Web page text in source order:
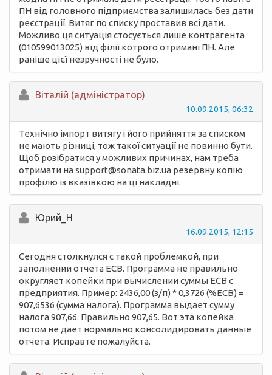
ПН від головного підприємства залишилась без дати
реєстрації. Витяг по списку проставив всі дати.
Можливо ця ситуація стосується лише контрагента
(010599013025) від філії котрого отримані ПН. Але
раніше цієї незручності не було.
Вiталій (адміністратор)
10.09.2015, 06:32
Технічно імпорт витягу і його прийняття за списком
не мають різниці, тож такої ситуації не повинно бути.
Щоб розібратися у можливих причинах, нам треба
отримати на support@sonata.biz.ua резервну копію
профілю із вказівкою на ці накладні.
Юрий_Н
16.09.2015, 12:15
Сегодня столкнулся с такой проблемкой, при
заполнении отчета ЕСВ. Программа не правильно
округляет копейки при вычислении суммы ЕСВ с
предприятия. Пример: 2436,00 (з/п) * 0,3726 (%ЕСВ) =
907,6536 (сумма налога). Программа выдает сумму
налога 907,66. Правильно 907,65. Вот эта копейка
потом не дает нормально консолидировать данные
отчета. Исправте пожалуйста.